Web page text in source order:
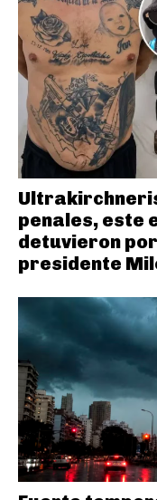
penales, este
detuvieron
presidente